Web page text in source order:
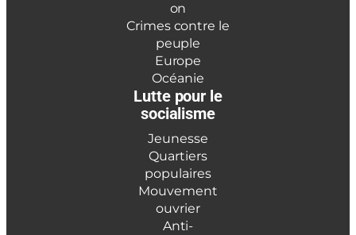
on
Crimes contre le
peuple
Europe
Océanie
Lutte pour le
socialisme
Jeunesse
Quartiers
populaires
Mouvement
ouvrier
Anti-